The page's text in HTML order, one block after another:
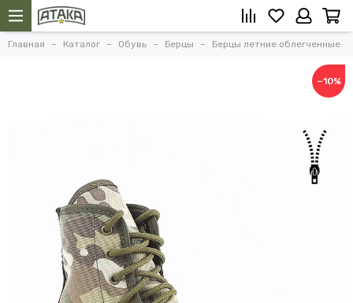
Главная Каталог Обувь Берцы Берцы летние облегченные
−10%